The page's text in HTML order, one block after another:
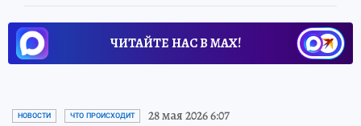
ЧИТАЙТЕ НАС В МАХ!
НОВОСТИ ЧТО ПРОИСХОДИТ 28 мая 2026 6:07